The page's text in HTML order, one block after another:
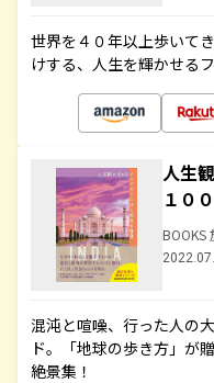
世界を４０年以上歩いて
けする、人生を輝かせる
人生
１００
BOOKS
混沌と喧噪、行った人の
ド。「地球の歩き方」が
絶景集！